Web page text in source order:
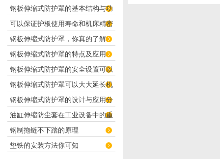
钢板伸缩式防护罩的基本结构与功
能介绍
可以保证护板使用寿命和机床精密
度的“伸缩式导轨防护罩”
钢板伸缩式防护罩，你真的了解
吗？
钢板伸缩式防护罩的特点及应用
钢板伸缩式防护罩的安全设置可以
怎么样设置？
钢板伸缩式防护罩可以大大延长机
器的使用寿命
钢板伸缩式防护罩的设计与应用分
析
油缸伸缩防尘套在工业设备中的重
要性
钢制拖链不下踏的原理
垫铁的安装方法你可知